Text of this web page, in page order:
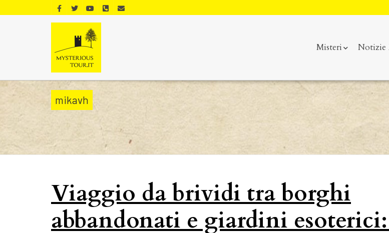
Misteri Notizie
mikavh
Viaggio da brividi tra borghi
abbandonati e giardini